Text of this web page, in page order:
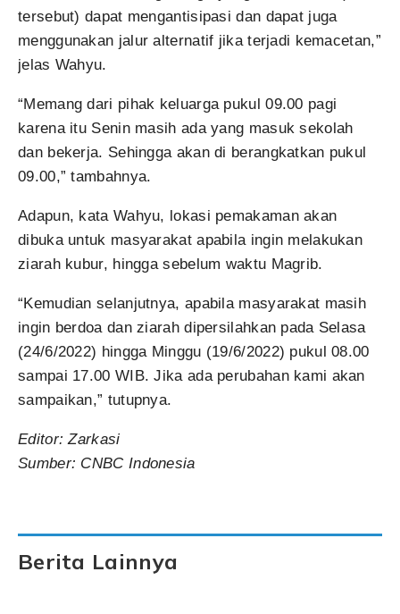
tersebut) dapat mengantisipasi dan dapat juga
menggunakan jalur alternatif jika terjadi kemacetan,”
jelas Wahyu.
“Memang dari pihak keluarga pukul 09.00 pagi
karena itu Senin masih ada yang masuk sekolah
dan bekerja. Sehingga akan di berangkatkan pukul
09.00,” tambahnya.
Adapun, kata Wahyu, lokasi pemakaman akan
dibuka untuk masyarakat apabila ingin melakukan
ziarah kubur, hingga sebelum waktu Magrib.
“Kemudian selanjutnya, apabila masyarakat masih
ingin berdoa dan ziarah dipersilahkan pada Selasa
(24/6/2022) hingga Minggu (19/6/2022) pukul 08.00
sampai 17.00 WIB. Jika ada perubahan kami akan
sampaikan,” tutupnya.
Editor: Zarkasi
Sumber: CNBC Indonesia
Berita Lainnya